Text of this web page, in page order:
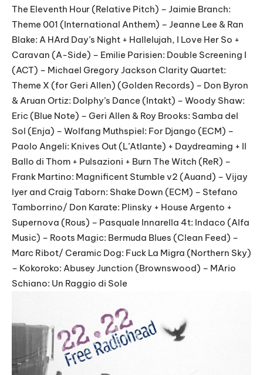
The Eleventh Hour (Relative Pitch) – Jaimie Branch:
Theme 001 (International Anthem) – Jeanne Lee & Ran
Blake: A HArd Day’s Night + Hallelujah, I Love Her So +
Caravan (A-Side) – Emilie Parisien: Double Screening I
(ACT) – Michael Gregory Jackson Clarity Quartet:
Theme X (for Geri Allen) (Golden Records) – Don Byron
& Aruan Ortiz: Dolphy’s Dance (Intakt) – Woody Shaw:
Eric (Blue Note) – Geri Allen & Roy Brooks: Samba del
Sol (Enja) – Wolfang Muthspiel: For Django (ECM) –
Paolo Angeli: Knives Out (L’Atlante) + Daydreaming + Il
Ballo di Thom + Pulsazioni + Burn The Witch (ReR) –
Frank Martino: Magnificent Stumble v2 (Auand) – Vijay
Iyer and Craig Taborn: Shake Down (ECM) – Stefano
Tamborrino/ Don Karate: Plinsky + House Argento +
Supernova (Rous) – Pasquale Innarella 4t: Indaco (Alfa
Music) – Roots Magic: Bermuda Blues (Clean Feed) –
Marc Ribot/ Ceramic Dog: Fuck La Migra (Northern Sky)
– Kokoroko: Abusey Junction (Brownswood) – MArio
Schiano: Un Raggio di Sole